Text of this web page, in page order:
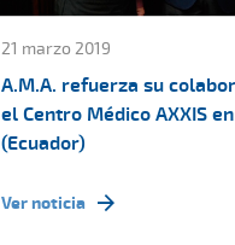
21 marzo 2019
A.M.A. refuerza su
el Centro Médico AXXIS
(Ecuador)
Ver noticia